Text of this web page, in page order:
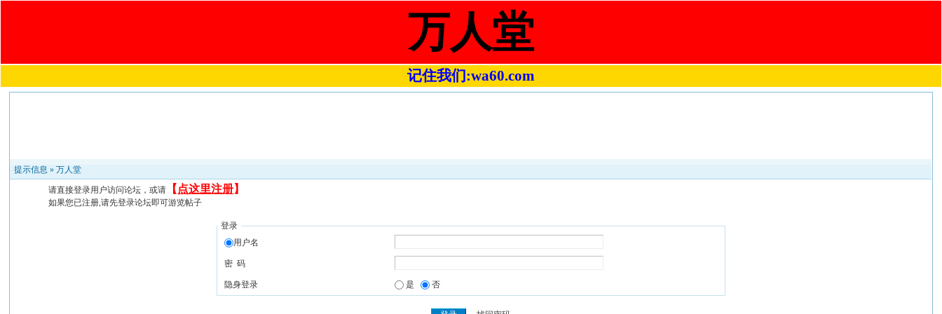
万人堂
记住我们:wa60.com
提示信息 »万人堂
请直接登录用户访问论坛，或请 【 点这里注册】
如果您已注册,请先登录论坛即可游览帖子
登录
用户名
密 码
隐身登录 是 否